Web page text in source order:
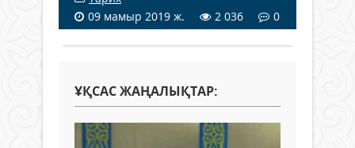
09 мамыр 2019 ж.
2 036 0
ҰҚСАС ЖАҢАЛЫҚТАР: